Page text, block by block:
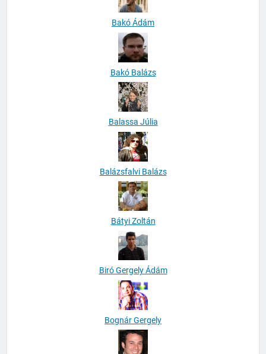
Bakó Ádám
Bakó Balázs
Balassa Júlia
Balázsfalvi Balázs
Bátyi Zoltán
Biró Gergely Ádám
Bognár Gergely